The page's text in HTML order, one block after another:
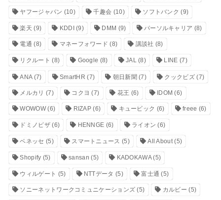
ヤフージャパン (10) 千趣会 (10) ソフトバンク (9)
楽天 (9) KDDI(9) DMM (9) パーソルキャリア (8)
電通 (8) マネーフォワード (8) 講談社 (8)
リクルート (8) Google (8) JAL(8) LINE (7)
ANA(7) SmartHR (7) 朝日新聞 (7) クックビズ(7)
メルカリ (7) コクヨ (7) 花王 (6) IDOM (6)
WOWOW(6) RIZAP (6) キュービック (6) freee (6)
ドミノピザ(6) HENNGE (6) ライオン (6)
ベネッセ (5) スマートニュース (5) All About(5)
Shopify (5) sansan (5) KADOKAWA(5)
ウィルゲート (5) NTTデータ (5) 富士通 (5)
ソニーネットワークコミュニケーションズ (5) カルビー (5)